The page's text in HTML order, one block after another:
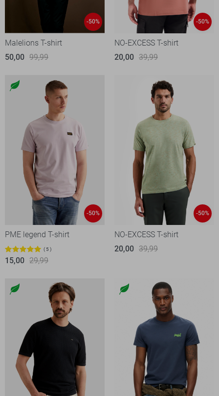
-50%
Malelions T-shirt
50,00 99,99
-50%
NO-EXCESS T-shirt
20,00 39,99
-50%
PME legend T-shirt
5
15,00 29,99
-50%
NO-EXCESS T-shirt
20,00 39,99